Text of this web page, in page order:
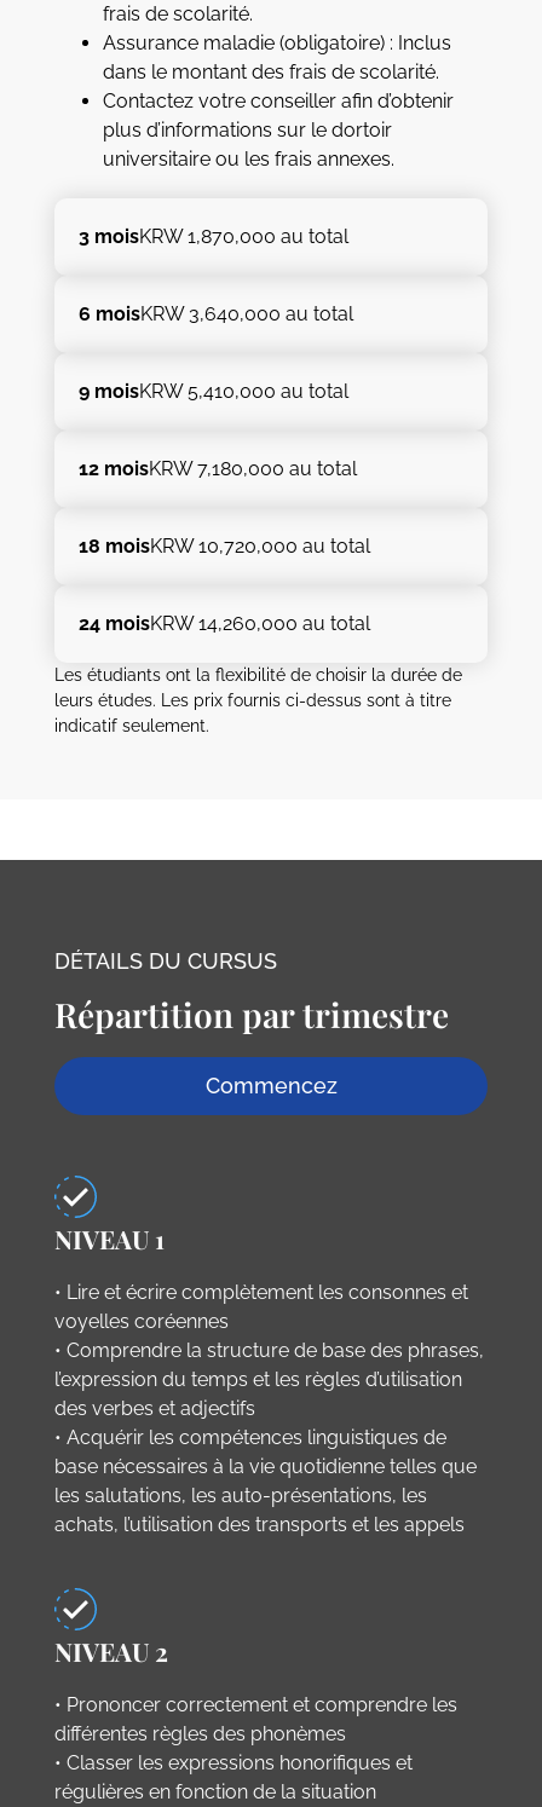
3 moisKRW 1,870,000 au total
6 moisKRW 3,640,000 au total
9 moisKRW 5,410,000 au total
12 moisKRW 7,180,000 au total
18 moisKRW 10,720,000 au total
24 moisKRW 14,260,000 au total
Les étudiants ont la flexibilité de choisir la durée de
leurs études. Les prix fournis ci-dessus sont à titre
indicatif seulement.
frais de scolarité.
Assurance maladie (obligatoire) : Inclus
dans le montant des frais de scolarité.
Contactez votre conseiller afin d’obtenir
plus d’informations sur le dortoir
universitaire ou les frais annexes.
DÉTAILS DU CURSUS
Répartition par trimestre
Commencez
NIVEAU 1
• Lire et écrire complètement les consonnes et
voyelles coréennes
• Comprendre la structure de base des phrases,
l’expression du temps et les règles d’utilisation
des verbes et adjectifs
• Acquérir les compétences linguistiques de
base nécessaires à la vie quotidienne telles que
les salutations, les auto-présentations, les
achats, l’utilisation des transports et les appels
NIVEAU 2
• Prononcer correctement et comprendre les
différentes règles des phonèmes
• Classer les expressions honorifiques et
régulières en fonction de la situation